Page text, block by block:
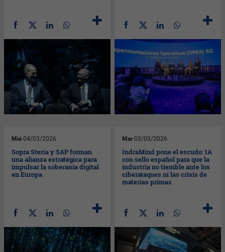
Mié 04/03/2026
Sopra Steria y SAP forman
una alianza estratégica para
impulsar la soberanía digital
en Europa
Mar 03/03/2026
IndraMind pone el escudo: IA
con sello español para que la
industria no tiemble ante los
ciberataques ni las crisis de
materias primas